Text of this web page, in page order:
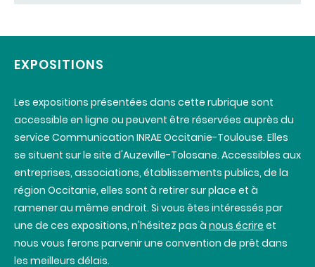
EXPOSITIONS
Les expositions présentées dans cette rubrique sont
accessible en ligne ou peuvent être réservées auprès du
service Communication INRAE Occitanie-Toulouse. Elles
se situent sur le site d'Auzeville-Tolosane. Accessibles aux
entreprises, associations, établissements publics, de la
région Occitanie, elles sont à retirer sur place et à
ramener au même endroit. Si vous êtes intéressés par
une de ces expositions, n'hésitez pas à nous écrire et
nous vous ferons parvenir une convention de prêt dans
les meilleurs délais.